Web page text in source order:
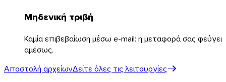
Outlook
Μηδενική τριβή
Καμία επιβεβαίωση μέσω e-mail: η μεταφορά σας φεύγει
αμέσως.
Αποστολή αρχείωνΔείτε όλες τις λειτουργίες